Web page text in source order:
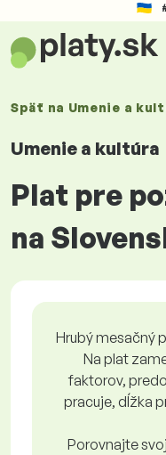
Späť na Umenie a
Umenie a kultúra
Plat pre
na
Hrubý mesačný
Na plat
faktorov,
pracuje, dĺžka
Porovnajte